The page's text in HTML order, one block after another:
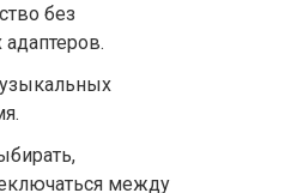
без
между